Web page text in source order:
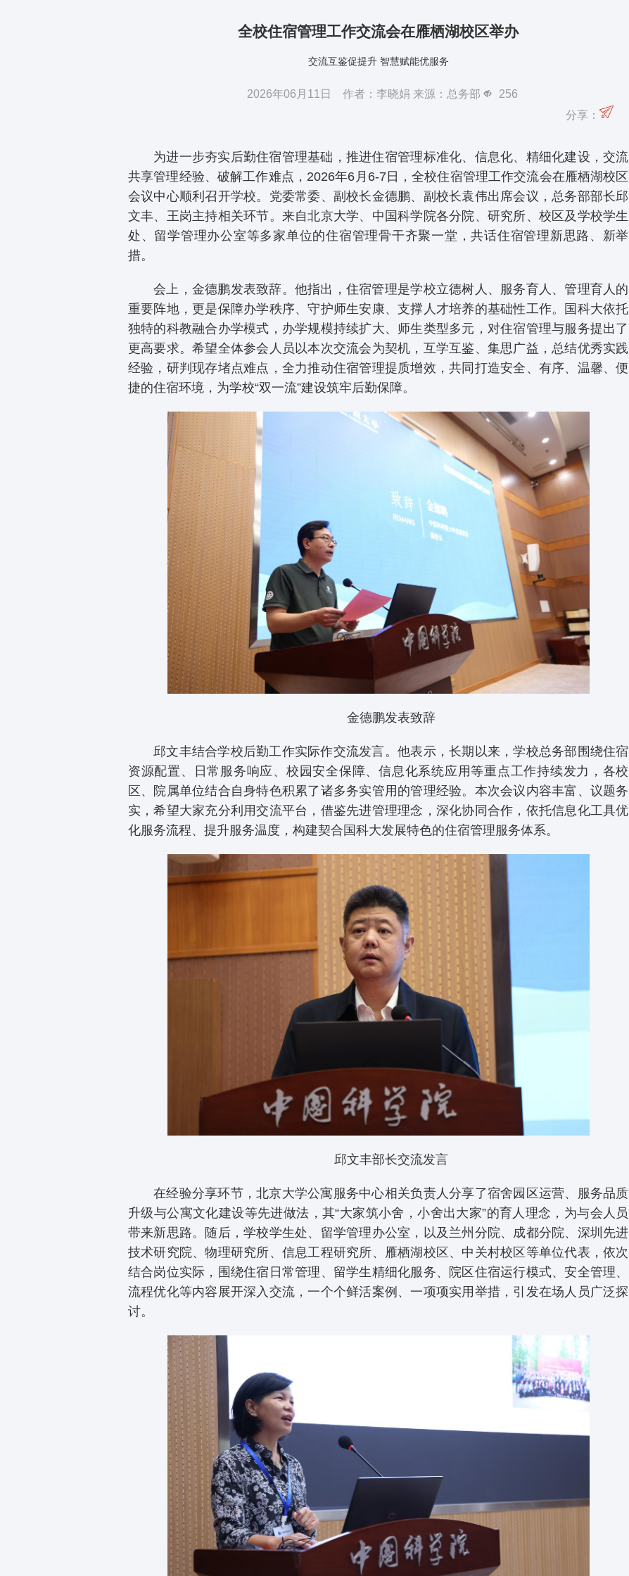
全校住宿管理工作交流会在雁栖湖校区举办
交流互鉴促提升 智慧赋能优服务
2026年06月11日 作者：李晓娟 来源：总务部
256
分享：
为进一步夯实后勤住宿管理基础，推进住宿管理标准化、信息化、精细化建设，交流
共享管理经验、破解工作难点，2026年6月6-7日，全校住宿管理工作交流会在雁栖湖校区
会议中心顺利召开学校。党委常委、副校长金德鹏、副校长袁伟出席会议，总务部部长邱
文丰、王岗主持相关环节。来自北京大学、中国科学院各分院、研究所、校区及学校学生
处、留学管理办公室等多家单位的住宿管理骨干齐聚一堂，共话住宿管理新思路、新举
措。
会上，金德鹏发表致辞。他指出，住宿管理是学校立德树人、服务育人、管理育人的
重要阵地，更是保障办学秩序、守护师生安康、支撑人才培养的基础性工作。国科大依托
独特的科教融合办学模式，办学规模持续扩大、师生类型多元，对住宿管理与服务提出了
更高要求。希望全体参会人员以本次交流会为契机，互学互鉴、集思广益，总结优秀实践
经验，研判现存堵点难点，全力推动住宿管理提质增效，共同打造安全、有序、温馨、便
捷的住宿环境，为学校“双一流”建设筑牢后勤保障。
金德鹏发表致辞
邱文丰结合学校后勤工作实际作交流发言。他表示，长期以来，学校总务部围绕住宿
资源配置、日常服务响应、校园安全保障、信息化系统应用等重点工作持续发力，各校
区、院属单位结合自身特色积累了诸多务实管用的管理经验。本次会议内容丰富、议题务
实，希望大家充分利用交流平台，借鉴先进管理理念，深化协同合作，依托信息化工具优
化服务流程、提升服务温度，构建契合国科大发展特色的住宿管理服务体系。
邱文丰部长交流发言
在经验分享环节，北京大学公寓服务中心相关负责人分享了宿舍园区运营、服务品质
升级与公寓文化建设等先进做法，其“大家筑小舍，小舍出大家”的育人理念，为与会人员
带来新思路。随后，学校学生处、留学管理办公室，以及兰州分院、成都分院、深圳先进
技术研究院、物理研究所、信息工程研究所、雁栖湖校区、中关村校区等单位代表，依次
结合岗位实际，围绕住宿日常管理、留学生精细化服务、院区住宿运行模式、安全管理、
流程优化等内容展开深入交流，一个个鲜活案例、一项项实用举措，引发在场人员广泛探
讨。